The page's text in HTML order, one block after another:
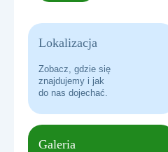
DO HYMNU!
Lokalizacja
Zobacz, gdzie się
znajdujemy i jak
do nas dojechać.
Galeria